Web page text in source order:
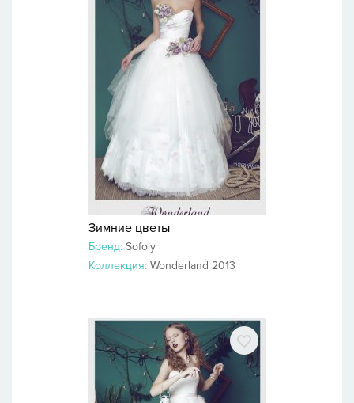
Зимние цветы
Бренд: Sofoly
Коллекция: Wonderland 2013